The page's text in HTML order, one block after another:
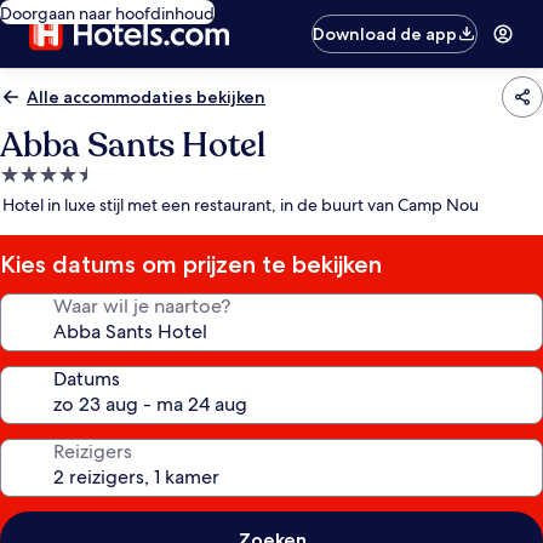
Doorgaan naar hoofdinhoud
Download de app
Alle accommodaties bekijken
Abba Sants Hotel
4.5-
sterrenaccommodatie
Hotel in luxe stijl met een restaurant, in de buurt van Camp Nou
Kies datums om prijzen te bekijken
Waar wil je naartoe?
Datums
Reizigers